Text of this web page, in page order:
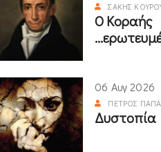
ΣΆΚΗΣ
Ο Κοραής
06 Αυγ 2026
ΠΈΤΡΟΣ
Δυστοπία